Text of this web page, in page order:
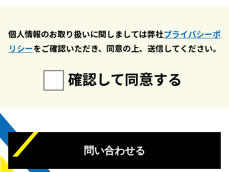
個人情報のお取り扱いに関しましては弊社プライバシーポ
リシーをご確認いただき、同意の上、送信してください。
確認して同意する
問い合わせる